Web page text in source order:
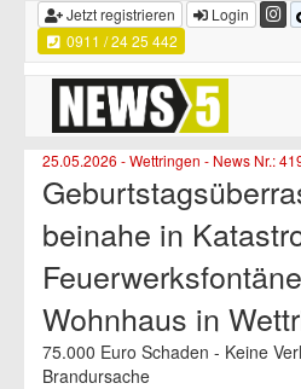
Jetzt registrieren
Login
0911 / 24 25 442
25.05.2026 - Wettringen - News Nr.:
beinahe in
Wohnhaus in
75.000 Euro Schaden - Keine
Brandursache